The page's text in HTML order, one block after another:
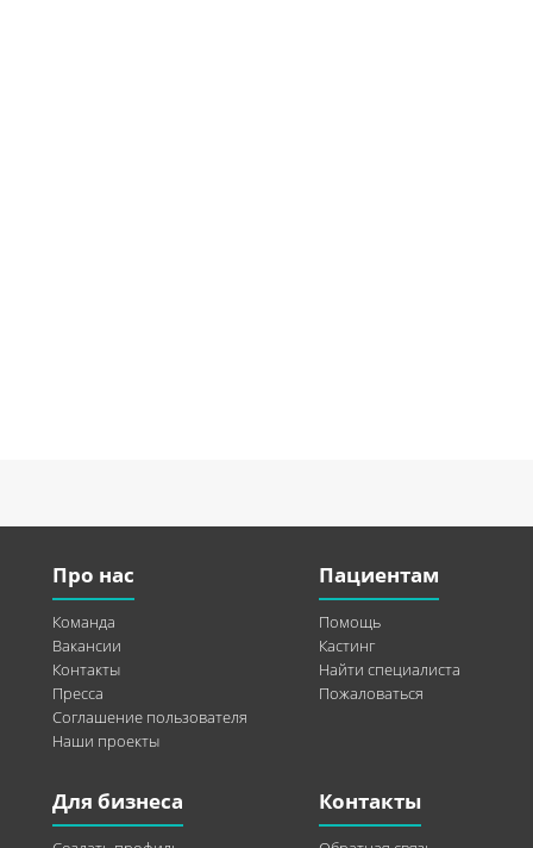
Про нас
Команда
Вакансии
Контакты
Пресса
Соглашение пользователя
Наши проекты
Пациентам
Помощь
Кастинг
Найти специалиста
Пожаловаться
Для бизнеса Контакты